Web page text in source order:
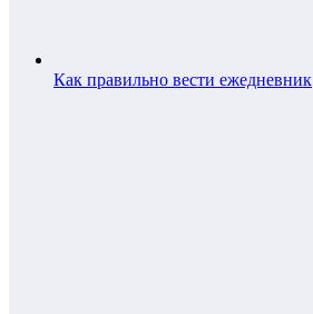
Как правильно вести ежедневник